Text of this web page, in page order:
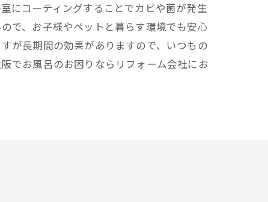
にコーティングすることでカビや菌が発生
で、お子様やペットと暮らす環境でも安心
が長期間の効果がありますので、いつもの
でお風呂のお困りならリフォーム会社にお